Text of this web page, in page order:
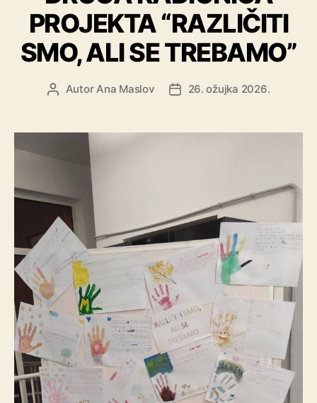
PROJEKTA “RAZLIČITI
SMO, ALI SE TREBAMO”
AutorAna Maslov 26. ožujka 2026.